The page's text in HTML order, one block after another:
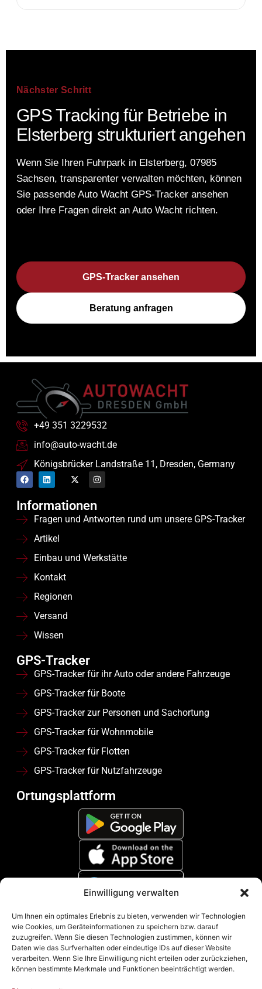
Einwilligung verwalten
Um Ihnen ein optimales Erlebnis zu bieten, verwenden wir Technologien
wie Cookies, um Geräteinformationen zu speichern bzw. darauf
zuzugreifen. Wenn Sie diesen Technologien zustimmen, können wir
Daten wie das Surfverhalten oder eindeutige IDs auf dieser Website
verarbeiten. Wenn Sie Ihre Einwilligung nicht erteilen oder zurückziehen,
können bestimmte Merkmale und Funktionen beeinträchtigt werden.
Nächster Schritt
GPS Tracking für Betriebe in
Elsterberg strukturiert angehen
Wenn Sie Ihren Fuhrpark in Elsterberg, 07985
Sachsen, transparenter verwalten möchten, können
Sie passende Auto Wacht GPS-Tracker ansehen
oder Ihre Fragen direkt an Auto Wacht richten.
GPS-Tracker ansehen
Beratung anfragen
+49 351 3229532
info@auto-wacht.de
Königsbrücker Landstraße 11, Dresden, Germany
Informationen
Fragen und Antworten rund um unsere GPS-Tracker
Artikel
Einbau und Werkstätte
Kontakt
Regionen
Versand
Wissen
GPS-Tracker
GPS-Tracker für ihr Auto oder andere Fahrzeuge
GPS-Tracker für Boote
GPS-Tracker zur Personen und Sachortung
GPS-Tracker für Wohnmobile
GPS-Tracker für Flotten
GPS-Tracker für Nutzfahrzeuge
Ortungsplattform
Zahlungsmethoden